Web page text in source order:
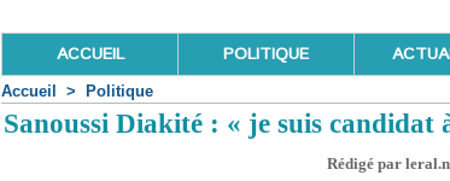
ACCUEIL POLITIQUE
Accueil > Politique
Sanoussi Diakité : « je suis candidat
Rédigé par